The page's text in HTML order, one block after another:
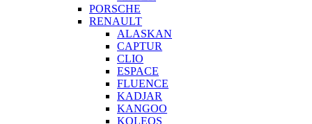
PORSCHE
RENAULT
ALASKAN
CAPTUR
CLIO
ESPACE
FLUENCE
KADJAR
KANGOO
KOLEOS